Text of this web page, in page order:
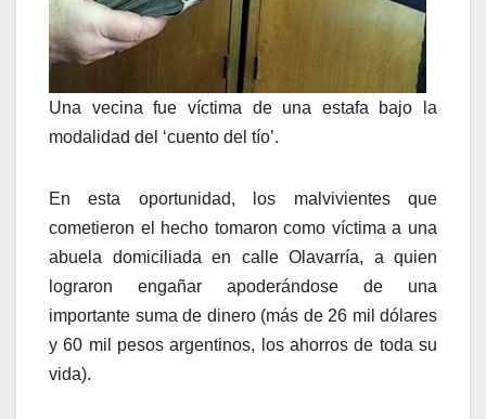
Una vecina fue víctima de una estafa bajo la
modalidad del ‘cuento del tío’.
En esta oportunidad, los malvivientes que
cometieron el hecho tomaron como víctima a una
abuela domiciliada en calle Olavarría, a quien
lograron engañar apoderándose de una
importante suma de dinero (más de 26 mil dólares
y 60 mil pesos argentinos, los ahorros de toda su
vida).